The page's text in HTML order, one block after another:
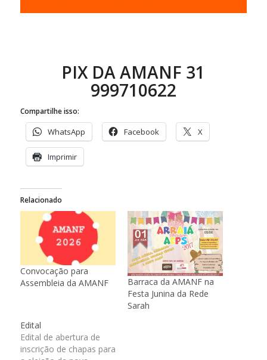
PIX DA AMANF 31
999710622
Compartilhe isso:
WhatsApp Facebook X
Imprimir
Relacionado
Convocação para
Assembleia da AMANF
Barraca da AMANF na
Festa Junina da Rede
Sarah
Edital
Edital de abertura de
inscrição de chapas para